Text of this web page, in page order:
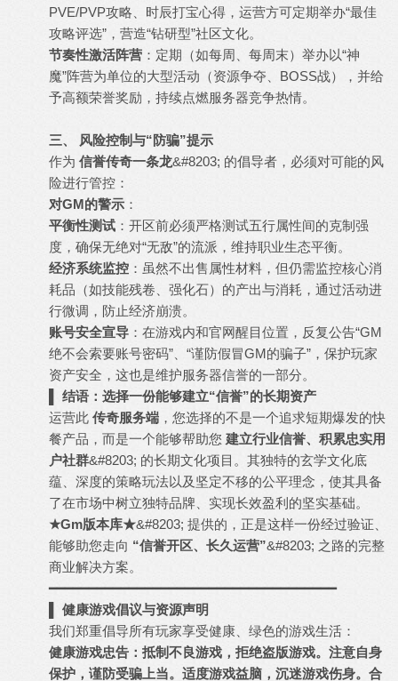
PVE/PVP攻略、时辰打宝心得，运营方可定期举办“最佳
攻略评选”，营造“钻研型”社区文化。
节奏性激活阵营 ：定期（如每周、每周末）举办以“神
魔”阵营为单位的大型活动（资源争夺、BOSS战），并给
予高额荣誉奖励，持续点燃服务器竞争热情。
三、 风险控制与“防骗”提示
作为 信誉传奇一条龙&#8203; 的倡导者，必须对可能的风
险进行管控：
对GM的警示 ：
平衡性测试 ：开区前必须严格测试五行属性间的克制强
度，确保无绝对“无敌”的流派，维持职业生态平衡。
经济系统监控 ：虽然不出售属性材料，但仍需监控核心消
耗品（如技能残卷、强化石）的产出与消耗，通过活动进
行微调，防止经济崩溃。
账号安全宣导 ：在游戏内和官网醒目位置，反复公告“GM
绝不会索要账号密码”、“谨防假冒GM的骗子”，保护玩家
资产安全，这也是维护服务器信誉的一部分。
▌ 结语：选择一份能够建立“信誉”的长期资产
运营此 传奇服务端 ，您选择的不是一个追求短期爆发的快
餐产品，而是一个能够帮助您 建立行业信誉、积累忠实用
户社群&#8203; 的长期文化项目。其独特的玄学文化底
蕴、深度的策略玩法以及坚定不移的公平理念，使其具备
了在市场中树立独特品牌、实现长效盈利的坚实基础。
★Gm版本库★&#8203; 提供的，正是这样一份经过验证、
能够助您走向 “信誉开区、长久运营”&#8203; 之路的完整
商业解决方案。
━━━━━━━━━━━━━━━━━━━━━━━━━━━━━━━━━━━━
▌ 健康游戏倡议与资源声明
我们郑重倡导所有玩家享受健康、绿色的游戏生活：
健康游戏忠告：抵制不良游戏，拒绝盗版游戏。注意自身
保护，谨防受骗上当。适度游戏益脑，沉迷游戏伤身。合